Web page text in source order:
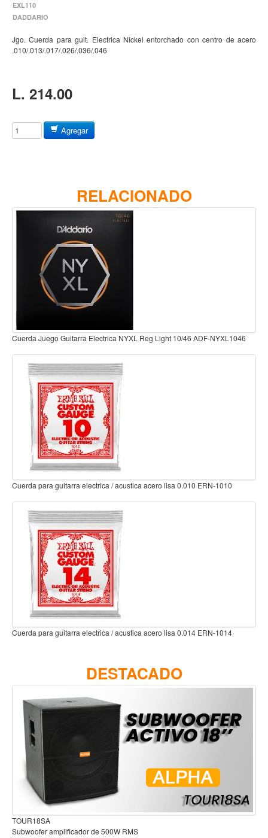
Cuerdas
Baterias
Acustica
Pergaminos
Platillos
Pedestal para Hi-Hat
Pedestal para redoblante
Trono
Accesorios
Teclado Digital
Piano Digital
Sintetizadores
Controladores
Fundas
Amplificadores
Accesorios
Arco
Violin
Viola
Cello
Contrabajo
Fundas y estuches
Accesorios
Cuerdas
Cornetas y cornos
Flauta y pitos
Melodica
Saxofon
Trompeta
Tuba
Otros instrumentos de viento
Cañuelas
EXL110
DADDARIO
Jgo. Cuerda para guit. Electrica Nickel entorchado con centro de acero
.010/.013/.017/.026/.036/.046
L. 214.00
Agregar
RELACIONADO
Cuerda para guitarra electrica / acustica acero lisa 0.015 ERN-1015
Cuerda para guitarra electrica / acustica acero lisa 0.017 ERN-1017
Cuerda para guitarra electrica entorchado niquel 0.032 ERN-1132
DESTACADO
Audífonos para estudio